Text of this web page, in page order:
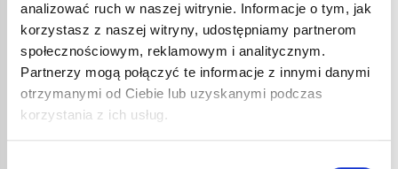
analizować ruch w naszej witrynie. Informacje o tym, jak
korzystasz z naszej witryny, udostępniamy partnerom
społecznościowym, reklamowym i analitycznym.
Partnerzy mogą połączyć te informacje z innymi danymi
otrzymanymi od Ciebie lub uzyskanymi podczas
korzystania z ich usług.
31,60€ netto
37,92€brutto
Lanca do lutowania płomień skupiony, do
wszystkich palników. Wielostronne
zastosowanie: lutowanie twarde i miękkie,
nagrzewanie, obkurczanie, formowanie...
nr kat.: 4642